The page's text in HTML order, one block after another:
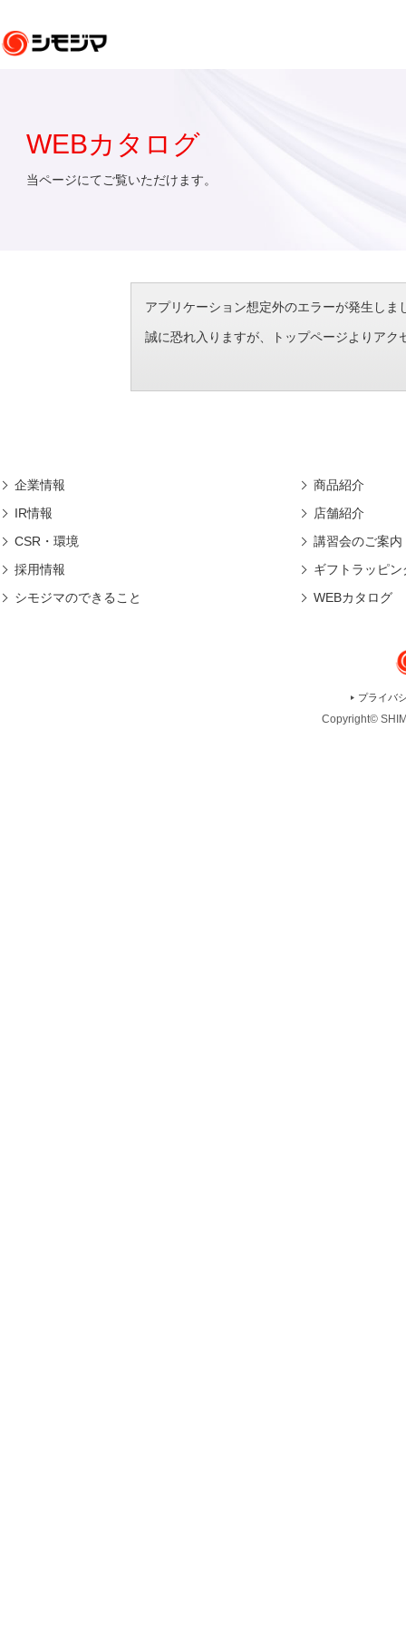
WEBカタログ
当ページにてご覧いただけます。
アプリケーション想定外のエラーが発生し
誠に恐れ入りますが、トップページよりアク
企業情報
IR情報
CSR・環境
採用情報
シモジマのできること
商品紹介
店舗紹介
講習会のご案内
ギフトラッピン
WEBカタログ
プライバ
Copyright©